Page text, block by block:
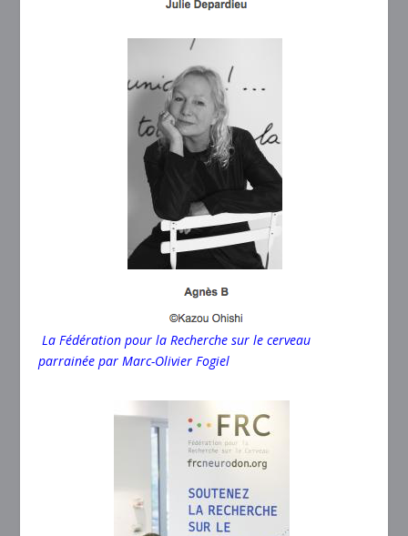
La Fédération pour la Recherche sur le cerveau
parrainée parMarc-Olivier Fogiel